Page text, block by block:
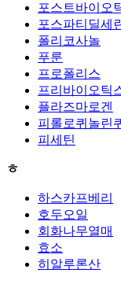
포스트바이오
포스파티딜세
폴리코사놀
푸룬
프로폴리스
프리바이오틱
플라즈마로겐
피롤로퀴놀린
피세틴
ㅎ
하스카프베리
호두오일
회화나무열매
효소
히알루론산